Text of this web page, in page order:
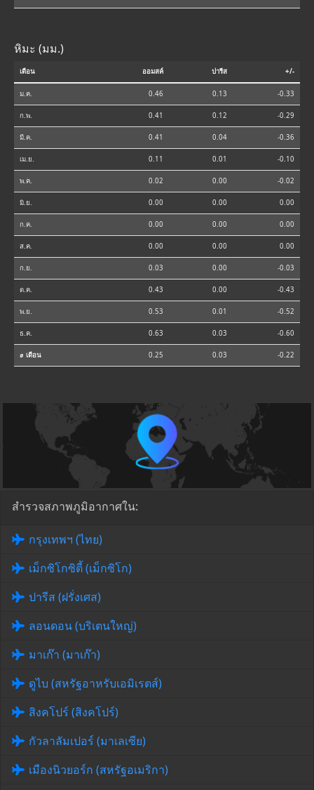
หิมะ (มม.)
เดือน ออมสค์ ปารีส +/-
ม.ค. 0.46 0.13 -0.33
ก.พ. 0.41 0.12 -0.29
มี.ค. 0.41 0.04 -0.36
เม.ย. 0.11 0.01 -0.10
พ.ค. 0.02 0.00 -0.02
มิ.ย. 0.00 0.00 0.00
ก.ค. 0.00 0.00 0.00
ส.ค. 0.00 0.00 0.00
ก.ย. 0.03 0.00 -0.03
ต.ค. 0.43 0.00 -0.43
พ.ย. 0.53 0.01 -0.52
ธ.ค. 0.63 0.03 -0.60
⌀ เดือน 0.25 0.03 -0.22
สำรวจสภาพภูมิอากาศใน:
กรุงเทพฯ (ไทย)
เม็กซิโกซิตี้ (เม็กซิโก)
ปารีส (ฝรั่งเศส)
ลอนดอน (บริเตนใหญ่)
มาเก๊า (มาเก๊า)
ดูไบ (สหรัฐอาหรับเอมิเรตส์)
สิงคโปร์ (สิงคโปร์)
กัวลาลัมเปอร์ (มาเลเซีย)
เมืองนิวยอร์ก (สหรัฐอเมริกา)